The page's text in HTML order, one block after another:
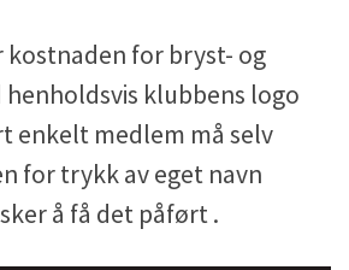
kostnaden for bryst- og
klubbens logo
enkelt medlem må selv
for trykk av eget navn
å få det påført .